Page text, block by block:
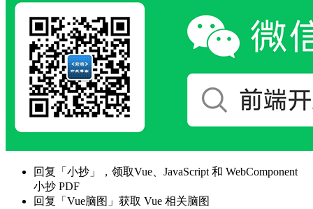
回复「小抄」，领取Vue、JavaScript 和 WebComponent
小抄 PDF
回复「Vue脑图」获取 Vue 相关脑图